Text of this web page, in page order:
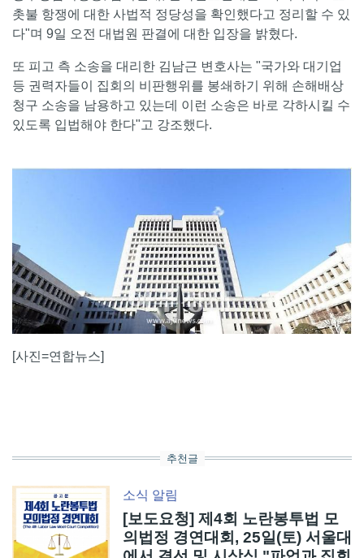
촛불 항쟁에 대한 사법적 정당성을 확인했다고 정리할 수 있
다"며 9일 오전 대법원 판결에 대한 입장을 밝혔다.
또 피고 측 소송을 대리한 김남근 변호사는 "국가와 대기업
등 권력자들이 집회의 비판행위를 봉쇄하기 위해 손해배상
청구 소송을 남용하고 있는데 이런 소송은 바로 각하시킬 수
있도록 입법해야 한다"고 강조했다.
[사진=연합뉴스]
추천글
소식 알림
[보도요청] 제4회 노란봉투법 모
의법정 경연대회, 25일(토) 서울대